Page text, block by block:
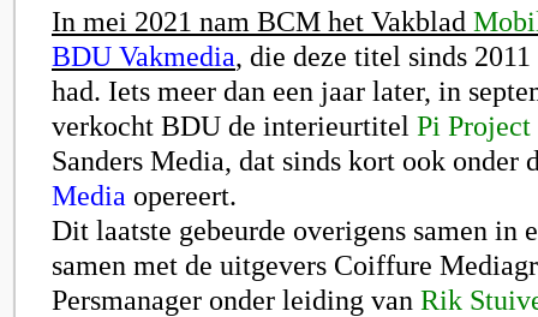
In mei 2021 nam BCM het Vakblad
BDU Vakmedia, die deze titel sinds
had. Iets meer dan een jaar later, in
verkocht BDU de interieurtitel Pi
Sanders Media, dat sinds kort ook onder
Media opereert.
Dit laatste gebeurde overigens samen in
samen met de uitgevers Coiffure
Persmanager onder leiding van Rik